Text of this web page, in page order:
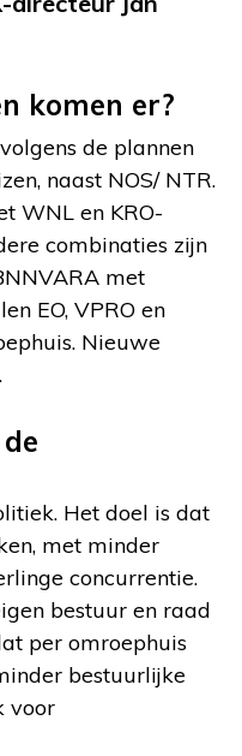
komen er?
de plannen
naast NOS/ NTR.
WNL en KRO-
combinaties zijn
met
EO, VPRO en
Nieuwe
Het doel is dat
met minder
concurrentie.
bestuur en raad
per omroephuis
bestuurlijke
voor